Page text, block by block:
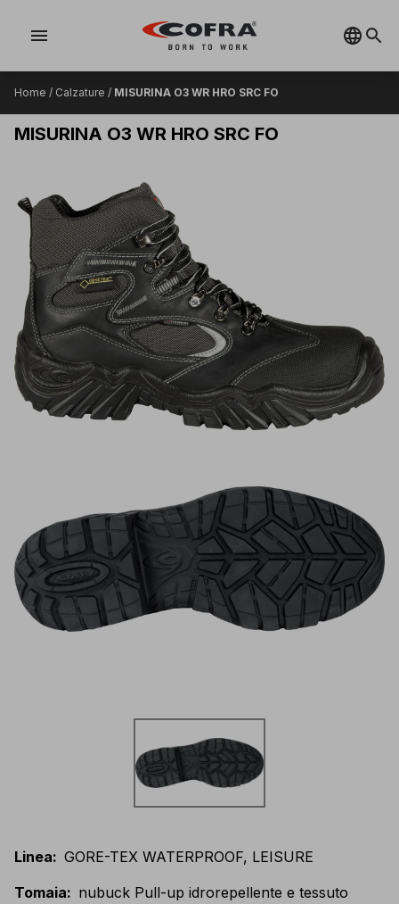
menu
Home / Calzature / MISURINA O3 WR HRO SRC FO
MISURINA O3 WR HRO SRC FO
Linea: GORE-TEX WATERPROOF, LEISURE
Tomaia: nubuck Pull-up idrorepellente e tessuto